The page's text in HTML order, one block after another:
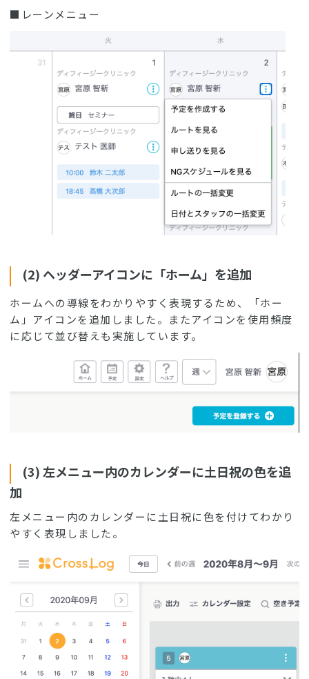
■レーンメニュー
(2) ヘッダーアイコンに「ホーム」を追加
ホームへの導線をわかりやすく表現するため、「ホー
ム」アイコンを追加しました。またアイコンを使用頻度
に応じて並び替えも実施しています。
(3) 左メニュー内のカレンダーに土日祝の色を追
加
左メニュー内のカレンダーに土日祝に色を付けてわかり
やすく表現しました。